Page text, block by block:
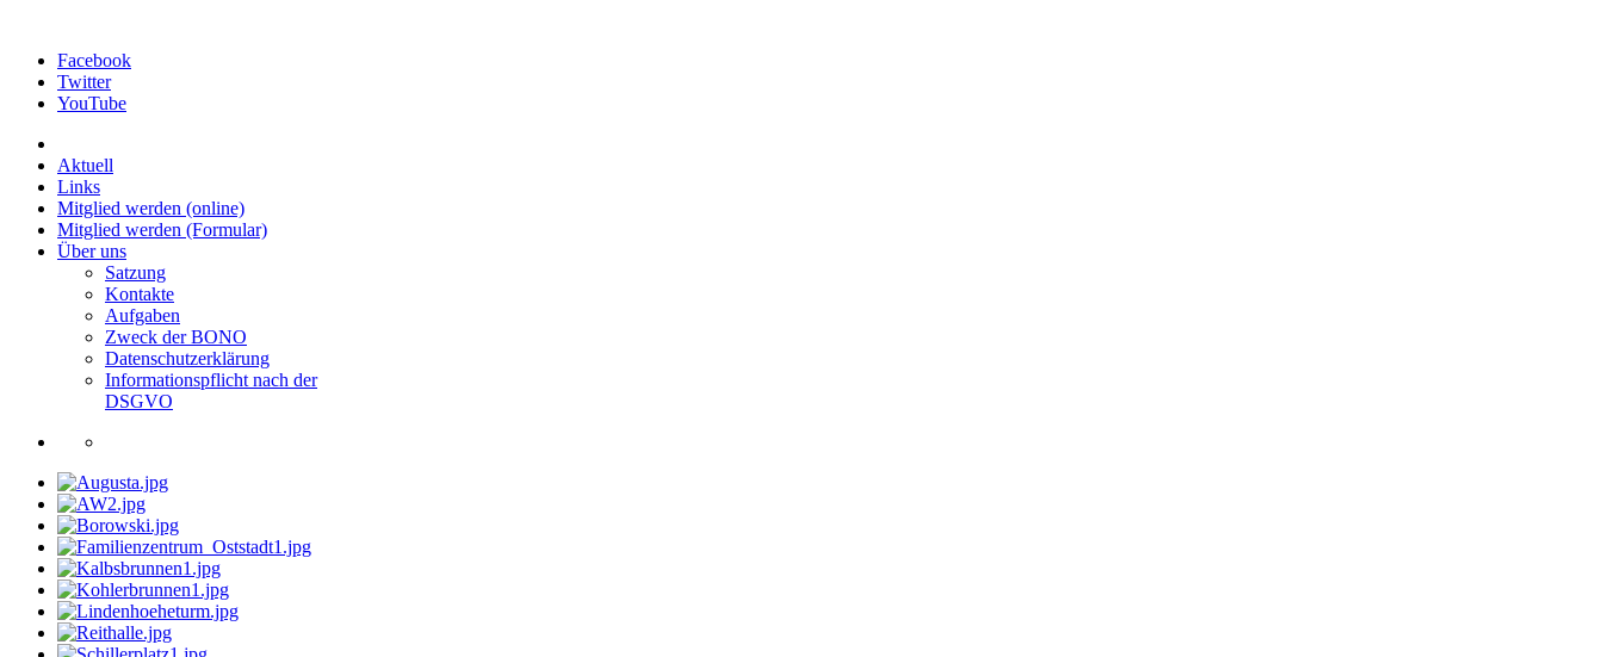
Facebook
Twitter
YouTube
Aktuell
Links
Mitglied werden (online)
Mitglied werden (Formular)
Über uns
Satzung
Kontakte
Aufgaben
Zweck der BONO
Datenschutzerklärung
Informationspflicht nach der
DSGVO